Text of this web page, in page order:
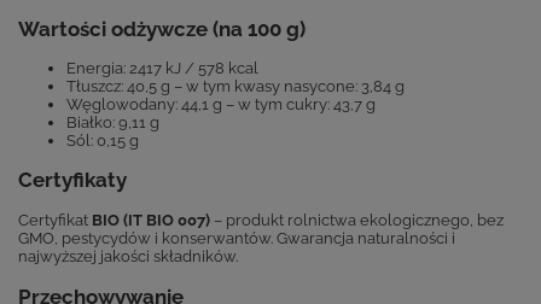
Wartości odżywcze (na 100 g)
Energia: 2417 kJ / 578 kcal
Tłuszcz: 40,5 g – w tym kwasy nasycone: 3,84 g
Węglowodany: 44,1 g – w tym cukry: 43,7 g
Białko: 9,11 g
Sól: 0,15 g
Certyfikaty
Certyfikat BIO (IT BIO 007) – produkt rolnictwa ekologicznego, bez
GMO, pestycydów i konserwantów. Gwarancja naturalności i
najwyższej jakości składników.
Przechowywanie